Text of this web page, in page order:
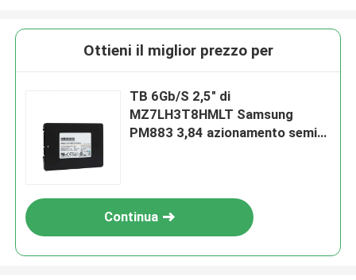
Ottieni il miglior prezzo per
TB 6Gb/S 2,5" di
MZ7LH3T8HMLT Samsung
PM883 3,84 azionamento semi
Continua